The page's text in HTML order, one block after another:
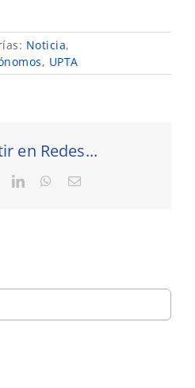
Noticia,
, UPTA
en Redes...
LinkedInWhatsApp
Correo